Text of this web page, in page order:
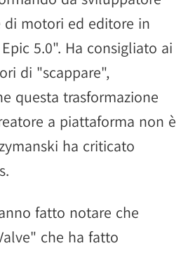
di motori ed editore in
5.0". Ha consigliato ai
di "scappare",
questa trasformazione
a piattaforma non è
ha criticato
fatto notare che
che ha fatto